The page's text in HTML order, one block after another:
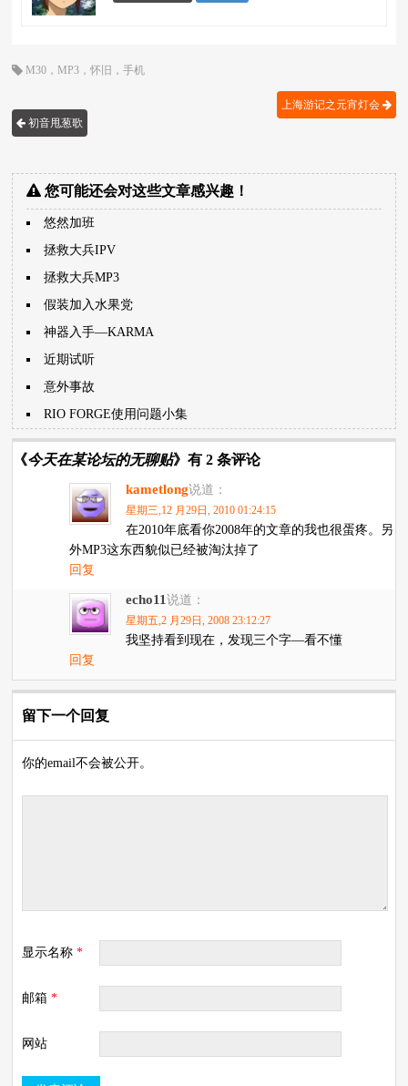
M30 ，MP3 ，怀旧 ，手机
初音甩葱歌
上海游记之元宵灯会
您可能还会对这些文章感兴趣！
悠然加班
拯救大兵IPV
拯救大兵MP3
假装加入水果党
神器入手—KARMA
近期试听
意外事故
RIO FORGE使用问题小集
《今天在某论坛的无聊贴》有 2 条评论
kametlong说道：
星期三,12 月29日, 2010 01:24:15
在2010年底看你2008年的文章的我也很蛋疼。另
外MP3这东西貌似已经被淘汰掉了
回复
echo11说道：
星期五,2 月29日, 2008 23:12:27
我坚持看到现在，发现三个字—看不懂
回复
留下一个回复
你的email不会被公开。
显示名称*
邮箱*
网站